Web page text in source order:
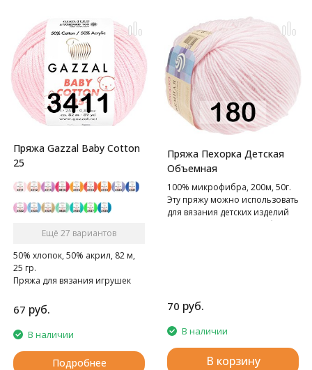
Пряжа Gazzal Baby Cotton
25
Ещё 27 вариантов
50% хлопок, 50% акрил, 82 м,
25 гр.
Пряжа для вязания игрушек
67 руб.
В наличии
Подробнее
Пряжа Пехорка Детская
Объемная
100% микрофибра, 200м, 50г.
Эту пряжу можно использовать
для вязания детских изделий
для грудничков и детей более
70 руб.
В наличии
В корзину